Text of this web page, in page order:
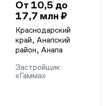
От 10,5 до
17,7 млн ₽
Краснодарский
край, Анапский
район, Анапа
Застройщик
«Гамма»